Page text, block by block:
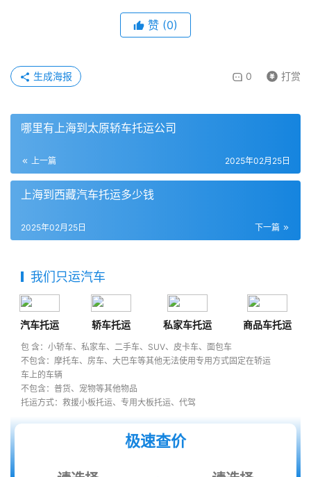
赞 (0)
0 打赏
生成海报
哪里有上海到太原轿车托运公司
上一篇 2025年02月25日
上海到西藏汽车托运多少钱
下一篇
2025年02月25日
我们只运汽车
汽车托运 轿车托运 私家车托运 商品车托运
包 含：小轿车、私家车、二手车、SUV、皮卡车、面包车
不包含：摩托车、房车、大巴车等其他无法使用专用方式固定在轿运
车上的车辆
不包含：普货、宠物等其他物品
托运方式：救援小板托运、专用大板托运、代驾
极速查价